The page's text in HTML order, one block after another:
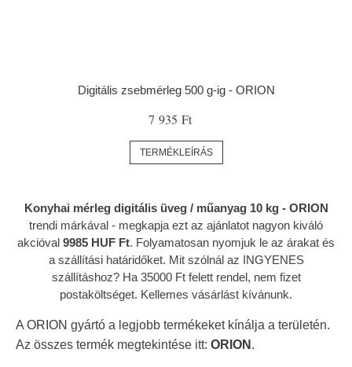
Digitális zsebmérleg 500 g-ig - ORION
7 935 Ft
TERMÉKLEÍRÁS
Konyhai mérleg digitális üveg / műanyag 10 kg - ORION
trendi márkával - megkapja ezt az ajánlatot nagyon kiváló
akcióval 9985 HUF Ft. Folyamatosan nyomjuk le az árakat és
a szállítási határidőket. Mit szólnál az INGYENES
szállításhoz? Ha 35000 Ft felett rendel, nem fizet
postaköltséget. Kellemes vásárlást kívánunk.
A ORION gyártó a legjobb termékeket kínálja a területén.
Az összes termék megtekintése itt: ORION .